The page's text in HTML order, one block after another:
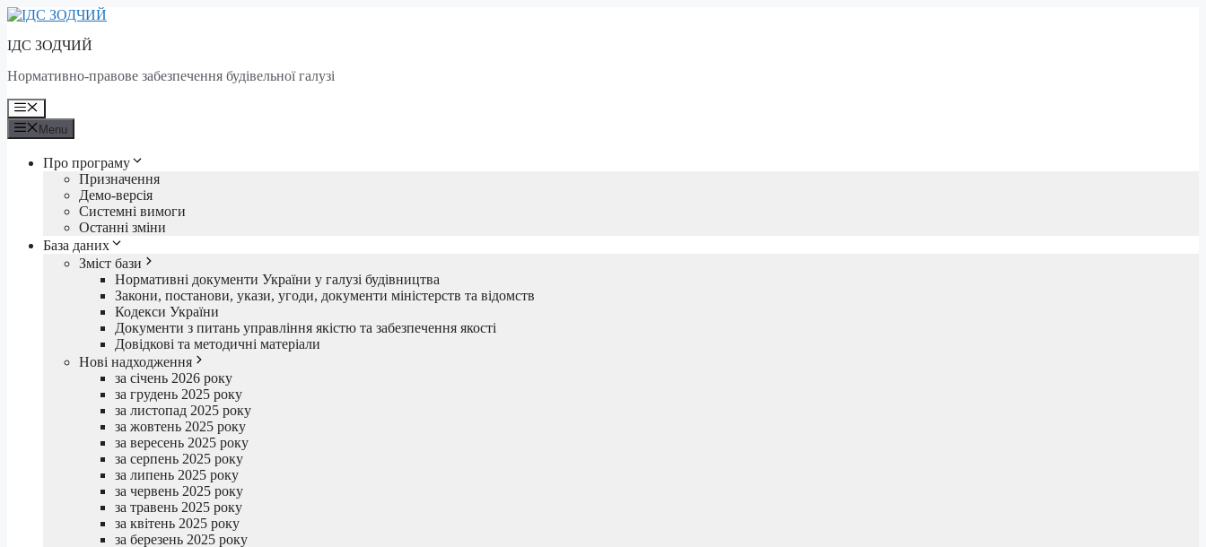
Skip
content
ІДС ЗОДЧИЙ
Нормативно-правове забезпечення будівельної галузі
Menu
Menu
Про програму
Призначення
Демо-версія
Системні вимоги
Останні зміни
База даних
Зміст бази
Нормативні документи України у галузі будівництва
Закони, постанови, укази, угоди, документи міністерств та відомств
Кодекси України
Документи з питань управління якістю та забезпечення якості
Довідкові та методичні матеріали
Нові надходження
за січень 2026 року
за грудень 2025 року
за листопад 2025 року
за жовтень 2025 року
за вересень 2025 року
за серпень 2025 року
за липень 2025 року
за червень 2025 року
за травень 2025 року
за квітень 2025 року
за березень 2025 року